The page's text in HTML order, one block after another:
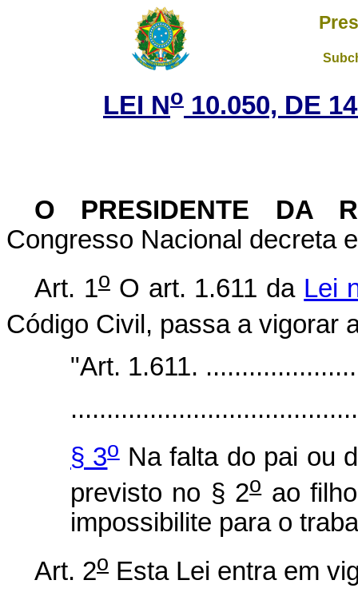
LEI No 10.050, DE
O PRESIDENTE DA
Congresso Nacional decreta
Art. 1oO art. 1.611 da Lei
Código Civil, passa a vigorar
"Art. 1.611.
§ 3oNa falta do pai ou
previsto no § 2oao filho
impossibilite para o
Art. 2o Esta Lei entra em